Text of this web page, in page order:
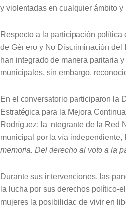
y violentadas en cualquier ámbito y
Respecto a la participación
de Género y No Discriminación del
han integrado de manera paritaria
municipales, sin embargo,
En el conversatorio participaron la
Estratégica para la Mejora
Rodríguez; la Integrante de la Red
municipal por la vía independiente,
memoria. Del derecho al voto a la
Durante sus intervenciones, las
la lucha por sus derechos político-
mujeres la posibilidad de vivir en